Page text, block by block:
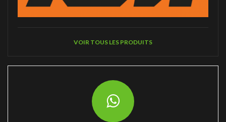
VOIR TOUS LES PRODUITS